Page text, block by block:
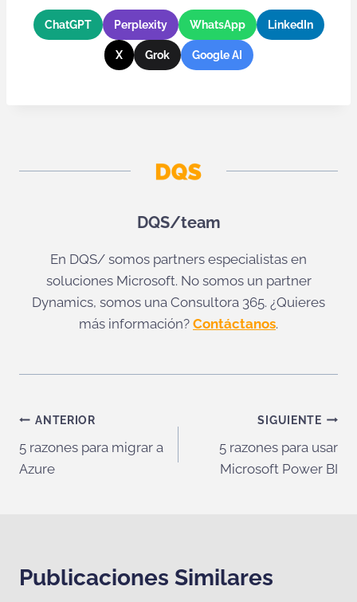
ChatGPT Perplexity WhatsApp LinkedIn
X Grok Google AI
DQS/team
En DQS/ somos partners especialistas en
soluciones Microsoft. No somos un partner
Dynamics, somos una Consultora 365. ¿Quieres
más información? Contáctanos.
Navegación
de
ANTERIOR
5 razones para migrar a
Azure
SIGUIENTE
5 razones para usar
Microsoft Power BI
Publicaciones Similares